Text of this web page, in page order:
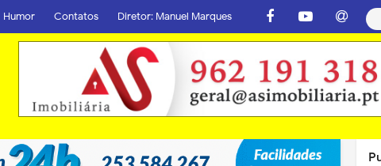
Humor Contatos Diretor: Manuel Marques